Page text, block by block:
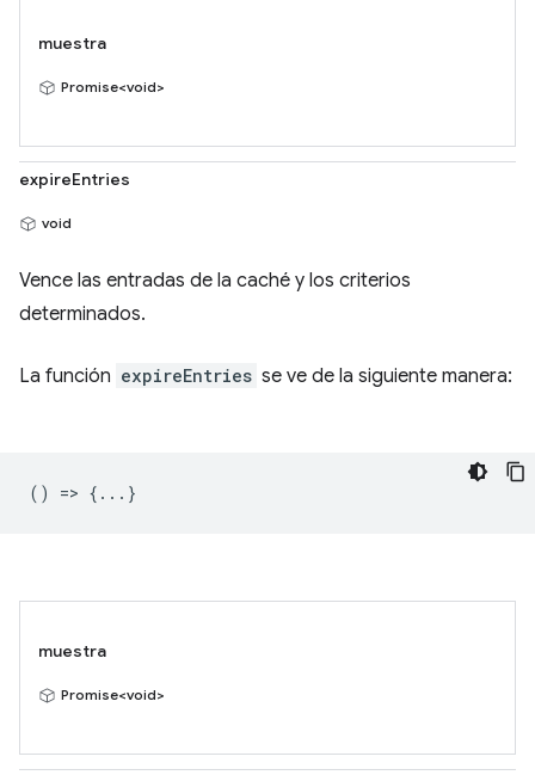
muestra
Promise<void>
expireEntries
void
Vence las entradas de la caché y los criterios
determinados.
La función expireEntries se ve de la siguiente manera:
() => {...}
muestra
Promise<void>